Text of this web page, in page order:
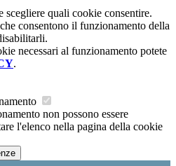
scegliere quali cookie consentire.
consentono il funzionamento della
necessari al funzionamento potete
.
non possono essere
l'elenco nella pagina della cookie